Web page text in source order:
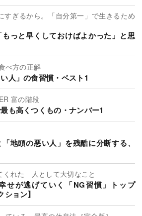
すぎるから。「自分第一」で生きるため
っと早くしておけばよかった」と思
べ方の正解
人」の食習慣・ベスト1
富の階段
も高くつくもの・ナンバー1
「地頭の悪い人」を残酷に分断する、
くれた 人として大切なこと
せが逃げていく「NG習慣」トップ
ョン】